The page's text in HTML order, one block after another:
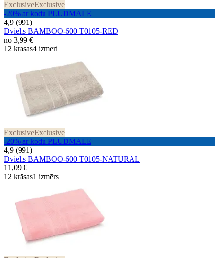
ExclusiveExclusive
-20% ar kodu PLUDMALE
4,9 (991)
Dvielis BAMBOO-600 T0105-RED
no 3,99 €
12 krāsas4 izmēri
ExclusiveExclusive
-20% ar kodu PLUDMALE
4,9 (991)
Dvielis BAMBOO-600 T0105-NATURAL
11,09 €
12 krāsas1 izmērs